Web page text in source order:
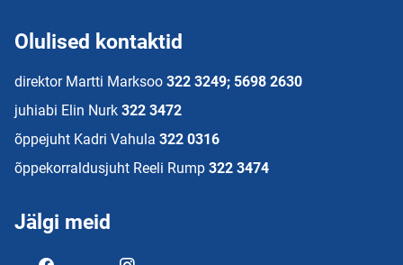
Olulised kontaktid
direktor Martti Marksoo 322 3249; 5698 2630
juhiabi Elin Nurk 322 3472
õppejuht Kadri Vahula 322 0316
õppekorraldusjuht Reeli Rump 322 3474
Jälgi meid